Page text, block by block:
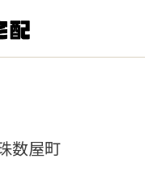
数屋町